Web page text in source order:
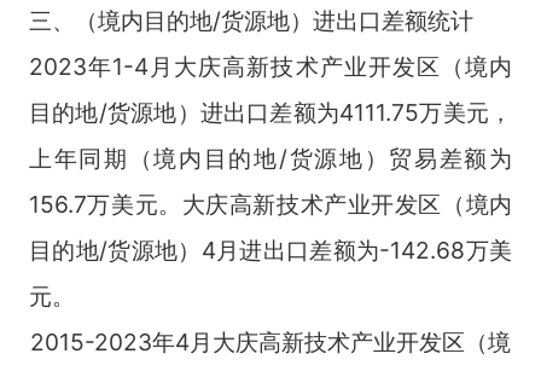
三、（境内目的地/货源地）进出口差额统计
2023年1-4月大庆高新技术产业开发区（境内
目的地/货源地）进出口差额为4111.75万美元，
上年同期（境内目的地/货源地）贸易差额为
156.7万美元。大庆高新技术产业开发区（境内
目的地/货源地）4月进出口差额为-142.68万美
元。
2015-2023年4月大庆高新技术产业开发区（境